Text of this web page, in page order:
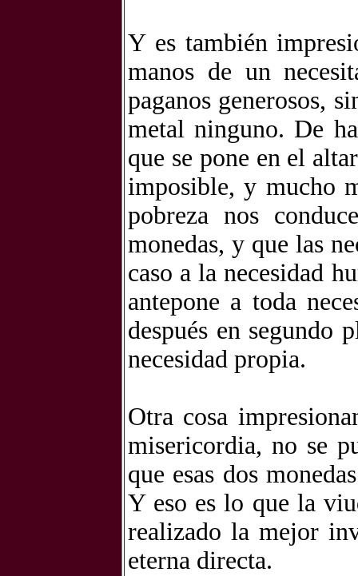
Y es también
manos de un
paganos generosos,
metal ninguno. De
que se pone en el
imposible, y mucho
pobreza nos
monedas, y que las
caso a la necesidad
antepone a toda
después en segundo
necesidad propia.
Otra cosa
misericordia, no se
que esas dos
Y eso es lo que la
realizado la mejor
eterna directa.